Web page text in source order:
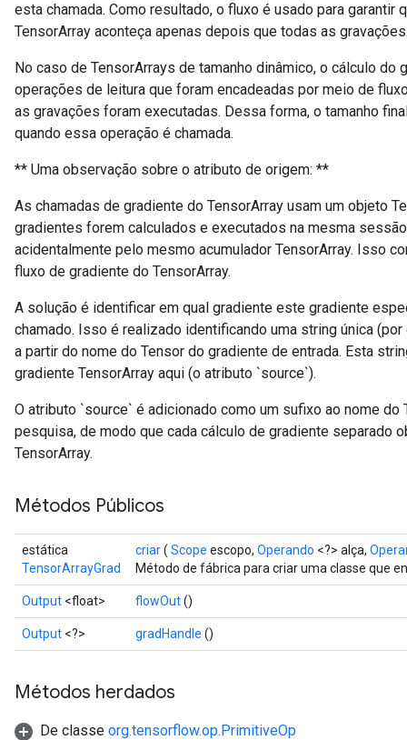
esta chamada. Como resultado, o fluxo é usado para garantir
TensorArray aconteça apenas depois que todas as
No caso de TensorArrays de tamanho dinâmico, o cálculo
operações de leitura que foram encadeadas por meio de
as gravações foram executadas. Dessa forma, o tamanho
quando essa operação é chamada.
** Uma observação sobre o atributo de origem: **
As chamadas de gradiente do TensorArray usam um objeto
gradientes forem calculados e executados na mesma
acidentalmente pelo mesmo acumulador TensorArray. Isso
fluxo de gradiente do TensorArray.
A solução é identificar em qual gradiente este gradiente
chamado. Isso é realizado identificando uma string única
a partir do nome do Tensor do gradiente de entrada. Esta
gradiente TensorArray aqui (o atributo `source`).
O atributo `source` é adicionado como um sufixo ao nome do
pesquisa, de modo que cada cálculo de gradiente separado
TensorArray.
Métodos Públicos
estática
TensorArrayGrad
criar( Scope escopo, Operando <?> alça,
Método de fábrica para criar uma classe que
Output <float> flowOut()
Output <?> gradHandle ()
Métodos herdados
De classe org.tensorflow.op.PrimitiveOp